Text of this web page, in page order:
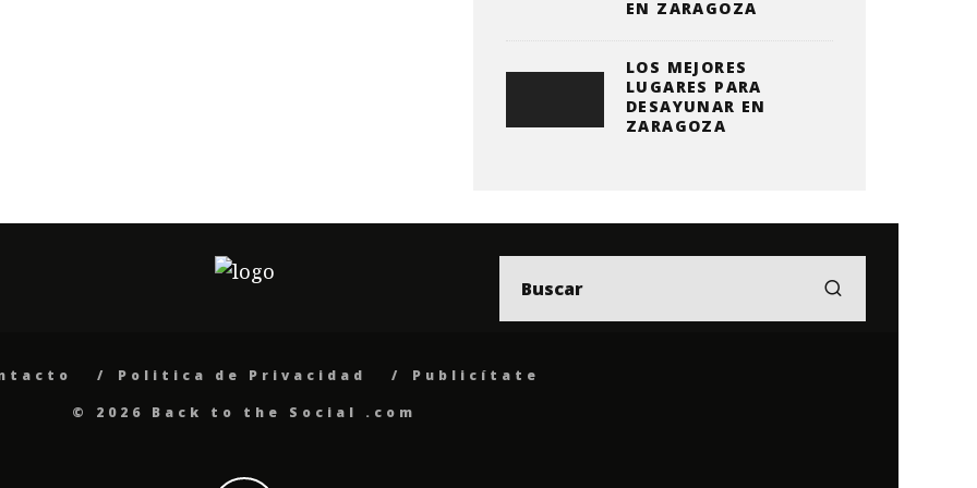
EN ZARAGOZA
LOS MEJORES
LUGARES PARA
DESAYUNAR EN
ZARAGOZA
Politica de Privacidad
Publicítate
© 2026 Back to the Social .com